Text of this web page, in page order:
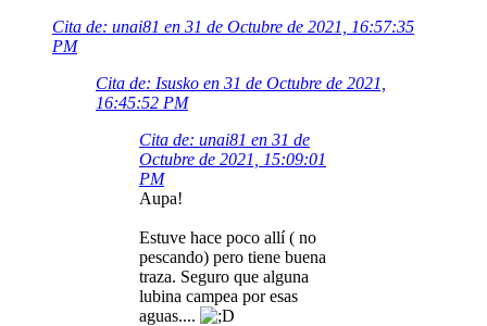
Cita de: unai81 en 31 de Octubre de 2021, 16:57:35
PM
Cita de: Isusko en 31 de Octubre de 2021,
16:45:52 PM
Cita de: unai81 en 31 de
Octubre de 2021, 15:09:01
PM
Aupa!
Estuve hace poco allí ( no
pescando) pero tiene buena
traza. Seguro que alguna
lubina campea por esas
aguas....